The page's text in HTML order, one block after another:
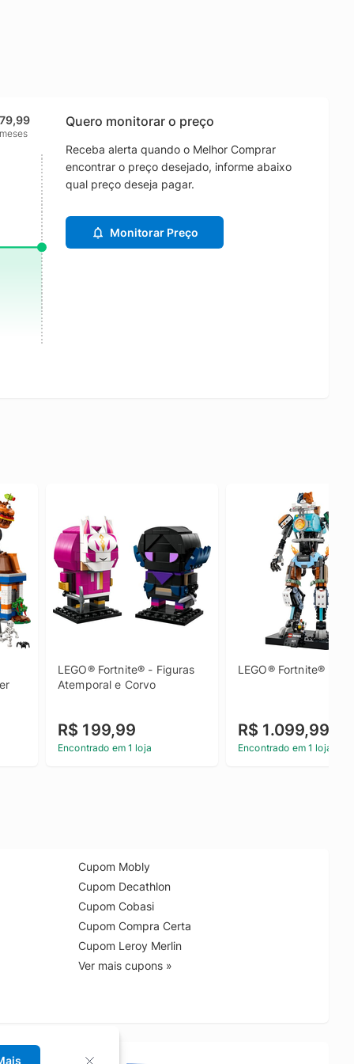
Quero monitorar o preço
Receba alerta quando o Melhor Comprar
encontrar o preço desejado, informe abaixo
qual preço deseja pagar.
Monitorar Preço
LEGO® Fortnite® - Figuras
Atemporal e Corvo
R$ 199,99
Encontrado em 1 loja
LEGO® Fortnite® - KIT
R$ 1.099,99
Encontrado em 1 loja
Cupom Mobly
Cupom Decathlon
Cupom Cobasi
Cupom Compra Certa
Cupom Leroy Merlin
Ver mais cupons »